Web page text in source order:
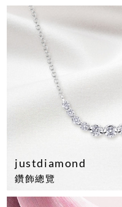
justdiamond
鑽飾總覽